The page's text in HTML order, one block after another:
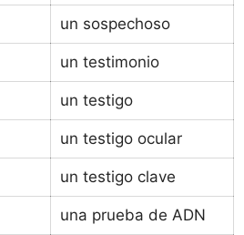
un sospechoso
un testimonio
un testigo
un testigo ocular
un testigo clave
una prueba de ADN